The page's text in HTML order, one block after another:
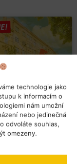
technologie jako
k informacím o
nám umožní
nebo jedinečná
odvoláte souhlas,
omezeny.
soubory